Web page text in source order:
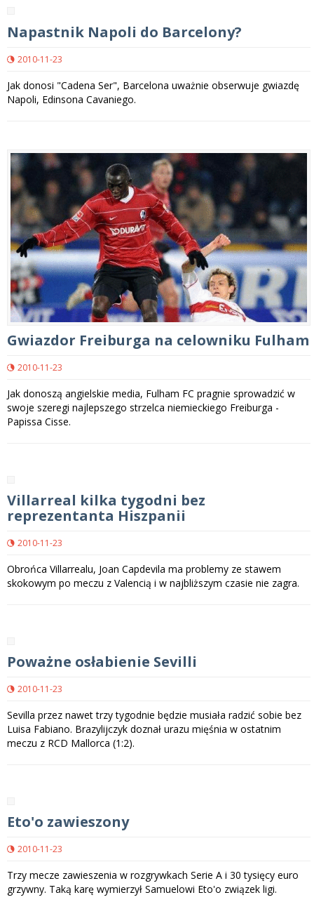
Napastnik Napoli do Barcelony?
2010-11-23
Jak donosi "Cadena Ser", Barcelona uważnie obserwuje gwiazdę
Napoli, Edinsona Cavaniego.
Gwiazdor Freiburga na celowniku Fulham
2010-11-23
Jak donoszą angielskie media, Fulham FC pragnie sprowadzić w
swoje szeregi najlepszego strzelca niemieckiego Freiburga -
Papissa Cisse.
Villarreal kilka tygodni bez
reprezentanta Hiszpanii
2010-11-23
Obrońca Villarrealu, Joan Capdevila ma problemy ze stawem
skokowym po meczu z Valencią i w najbliższym czasie nie zagra.
Poważne osłabienie Sevilli
2010-11-23
Sevilla przez nawet trzy tygodnie będzie musiała radzić sobie bez
Luisa Fabiano. Brazylijczyk doznał urazu mięśnia w ostatnim
meczu z RCD Mallorca (1:2).
Eto'o zawieszony
2010-11-23
Trzy mecze zawieszenia w rozgrywkach Serie A i 30 tysięcy euro
grzywny. Taką karę wymierzył Samuelowi Eto'o związek ligi.